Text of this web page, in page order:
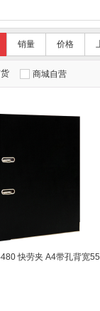
销量 价格
商城自营
快劳夹 A4带孔背宽55